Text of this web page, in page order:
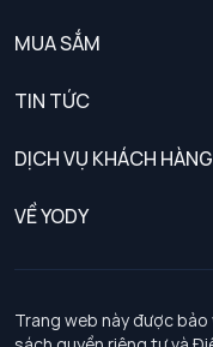
MUA SẮM
TIN TỨC
DỊCH VỤ KHÁCH HÀNG
Chính sách khách hàng
Chính sách bảo vệ dữ liệu
VỀ YODY
Tuyển dụng
Trang web này được bảo